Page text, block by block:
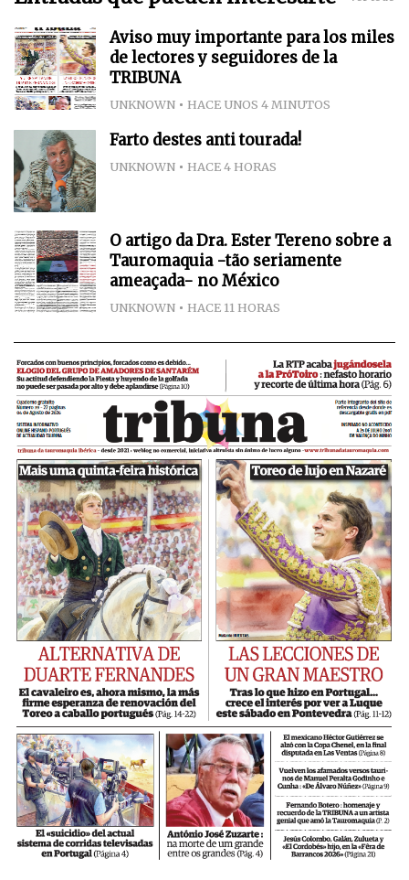
Aviso muy importante para los miles
de lectores y seguidores de la
TRIBUNA
UNKNOWN HACE UNOS 4 MINUTOS
Farto destes anti tourada!
UNKNOWN HACE 4 HORAS
O artigo da Dra. Ester Tereno sobre a
Tauromaquia -tão seriamente
ameaçada- no México
UNKNOWN HACE 11 HORAS